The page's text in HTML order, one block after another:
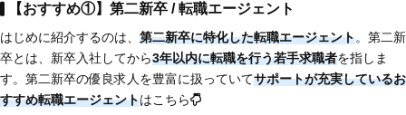
【おすすめ①】第二新卒 / 転職エージェント
はじめに紹介するのは、 第二新卒に特化した転職エージェント。第二新
卒とは、新卒入社してから3年以内に転職を行う若手求職者を指しま
す。第二新卒の優良求人を豊富に扱っていてサポートが充実しているお
すすめ転職エージェントはこちら